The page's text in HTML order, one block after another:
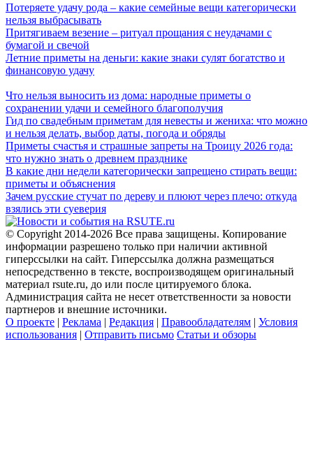
Потеряете удачу рода – какие семейные вещи категорически
нельзя выбрасывать
Притягиваем везение – ритуал прощания с неудачами с
бумагой и свечой
Летние приметы на деньги: какие знаки сулят богатство и
финансовую удачу
Что нельзя выносить из дома: народные приметы о
сохранении удачи и семейного благополучия
Гид по свадебным приметам для невесты и жениха: что можно
и нельзя делать, выбор даты, погода и обряды
Приметы счастья и страшные запреты на Троицу 2026 года:
что нужно знать о древнем празднике
В какие дни недели категорически запрещено стирать вещи:
приметы и объяснения
Зачем русские стучат по дереву и плюют через плечо: откуда
взялись эти суеверия
© Copyright 2014-2026 Все права защищены. Копирование
информации разрешено только при наличии активной
гиперссылки на сайт. Гиперссылка должна размещаться
непосредственно в тексте, воспроизводящем оригинальный
материал rsute.ru, до или после цитируемого блока.
Администрация сайта не несет ответственности за новости
партнеров и внешние источники.
О проекте | Реклама | Редакция | Правообладателям | Условия
использования | Отправить письмо Статьи и обзоры